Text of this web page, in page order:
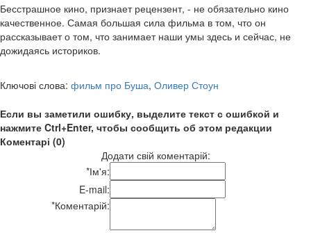
Бесстрашное кино, признает рецензент, - не обязательно кино
качественное. Самая большая сила фильма в том, что он
рассказывает о том, что занимает наши умы здесь и сейчас, не
дожидаясь историков.
Ключові слова: фильм про Буша, Оливер Стоун
Если вы заметили ошибку, выделите текст с ошибкой и
нажмите Ctrl+Enter, чтобы сообщить об этом редакции
Коментарі (0)
Додати свій коментарій:
*Ім'я:
E-mail:
*Коментарій: